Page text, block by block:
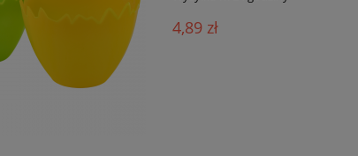
4,89 zł